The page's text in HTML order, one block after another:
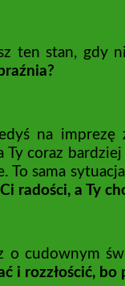
ten stan, gdy
na imprezę
Ty coraz
To sama
radości, a Ty
o cudownym
i rozzłościć, bo